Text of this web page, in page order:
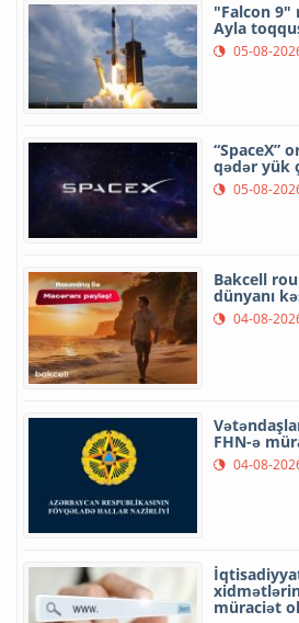
"Falcon 9"
Ayla
05-08-
“SpaceX”
qədər yük
05-08-
Bakcell
dünyanı
04-08-
FHN-ə
04-08-
müraciət